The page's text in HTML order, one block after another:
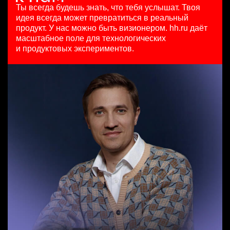
вчера
150000 ₽
Ярославль
HeadHunter::Коммерческий департамент
15000000 so'm
Менеджер по продажам крупному бизнесу
HeadHunter::Телефонные продажи
4 авг. 2026
з/п не указана
Москва
Младший SEO специалист
HeadHunter::Департамент маркетинга
10 июл. 2026
з/п не указана
Москва
Ты всегда будешь знать, что тебя услышат. Твоя
идея всегда может превратиться в реальный
продукт. У нас можно быть визионером. hh.ru даёт
масштабное поле для технологических
и продуктовых экспериментов.